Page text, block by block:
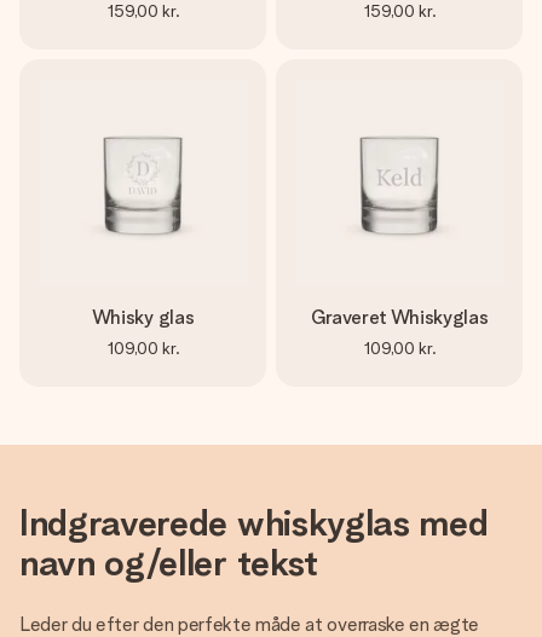
159,00 kr. 159,00 kr.
Whisky glas
109,00 kr.
Graveret Whiskyglas
109,00 kr.
Indgraverede whiskyglas med
navn og/eller tekst
Leder du efter den perfekte måde at overraske en ægte